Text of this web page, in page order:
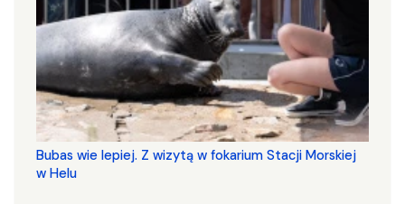
Bubas wie lepiej. Z wizytą w fokarium Stacji Morskiej
w Helu